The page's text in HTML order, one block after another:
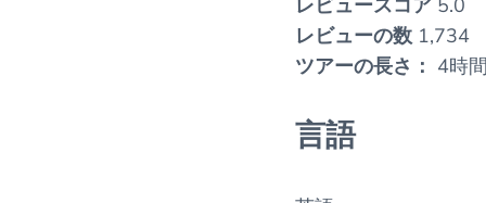
レビュースコア 5.0
レビューの数1,734
ツアーの長さ： 4時
言語